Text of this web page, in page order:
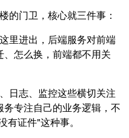
的门卫，核心就三件事：
里进出，后端服务对前端
怎么换，前端都不用关
志、监控这些横切关注
专注自己的业务逻辑，不
有证件"这种事。